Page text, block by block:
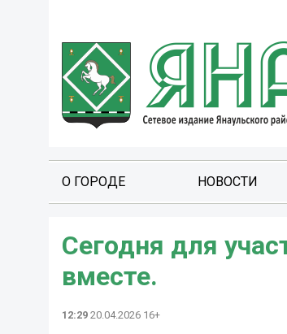
О ГОРОДЕ НОВОСТИ
Сегодня для
вместе.
12:29 20.04.2026 16+